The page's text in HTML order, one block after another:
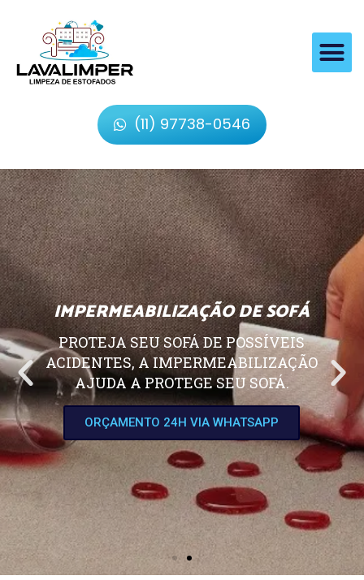
(11) 97738-0546
IMPERMEABILIZAÇÃO DE SOFÁ
PROTEJA SEU SOFÁ DE POSSÍVEIS
ACIDENTES, A IMPERMEABILIZAÇÃO
AJUDA A PROTEGE SEU SOFÁ.
ORÇAMENTO 24H VIA WHATSAPP